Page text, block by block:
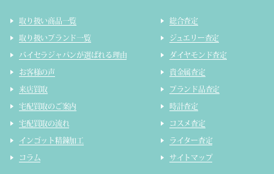
取り扱い商品一覧
取り扱いブランド一覧
バイセラジャパンが選ばれる理由
お客様の声
来店買取
宅配買取のご案内
宅配買取の流れ
インゴット精錬加工
コラム
総合査定
ジュエリー査定
ダイヤモンド査定
貴金属査定
ブランド品査定
時計査定
コスメ査定
ライター査定
サイトマップ